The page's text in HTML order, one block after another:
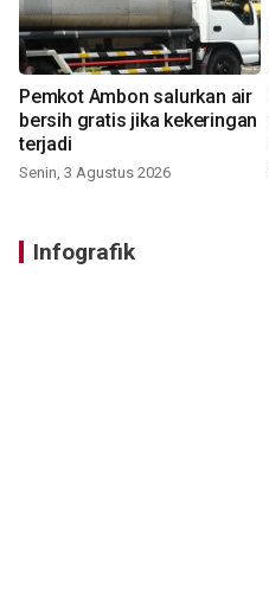
Pemkot Ambon salurkan air
bersih gratis jika kekeringan
terjadi
Senin, 3 Agustus 2026
Infografik